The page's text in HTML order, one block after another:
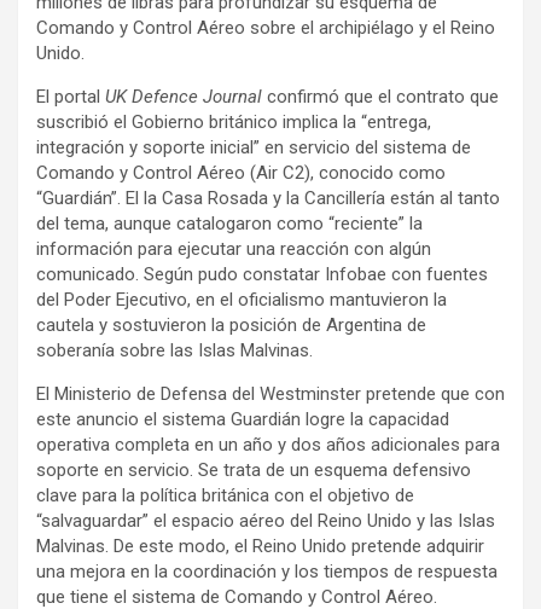
Comando y Control Aéreo sobre el archipiélago y el Reino
Unido.
El portal UK Defence Journal confirmó que el contrato que
suscribió el Gobierno británico implica la “entrega,
integración y soporte inicial” en servicio del sistema de
Comando y Control Aéreo (Air C2), conocido como
“Guardián”. El la Casa Rosada y la Cancillería están al tanto
del tema, aunque catalogaron como “reciente” la
información para ejecutar una reacción con algún
comunicado. Según pudo constatar Infobae con fuentes
del Poder Ejecutivo, en el oficialismo mantuvieron la
cautela y sostuvieron la posición de Argentina de
soberanía sobre las Islas Malvinas.
El Ministerio de Defensa del Westminster pretende que con
este anuncio el sistema Guardián logre la capacidad
operativa completa en un año y dos años adicionales para
soporte en servicio. Se trata de un esquema defensivo
clave para la política británica con el objetivo de
“salvaguardar” el espacio aéreo del Reino Unido y las Islas
Malvinas. De este modo, el Reino Unido pretende adquirir
una mejora en la coordinación y los tiempos de respuesta
que tiene el sistema de Comando y Control Aéreo.